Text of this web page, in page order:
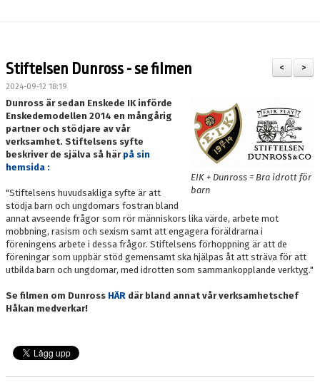
SPONSRING
>
<
Stiftelsen Dunross - se filmen
2024-09-12 18:19
EIK + Dunross = Bra idrott för
barn
Dunross är sedan Enskede IK införde
Enskedemodellen 2014 en mångårig
partner och stödjare av vår
verksamhet. Stiftelsens syfte
beskriver de själva så här på sin
hemsida :
"Stiftelsens huvudsakliga syfte är att
stödja barn och ungdomars fostran bland
annat avseende frågor som rör människors lika värde, arbete mot
mobbning, rasism och sexism samt att engagera föräldrarna i
föreningens arbete i dessa frågor. Stiftelsens förhoppning är att de
föreningar som uppbär stöd gemensamt ska hjälpas åt att sträva för att
utbilda barn och ungdomar, med idrotten som sammankopplande verktyg."
Se filmen om Dunross HÄR där bland annat vår verksamhetschef
Håkan medverkar!